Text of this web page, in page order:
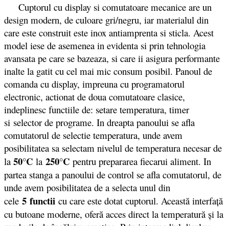
Cuptorul cu display si comutatoare mecanice are un
design modern, de culoare gri/negru, iar materialul din
care este construit este inox antiamprenta si sticla. Acest
model iese de asemenea in evidenta si prin tehnologia
avansata pe care se bazeaza, si care ii asigura performante
inalte la gatit cu cel mai mic consum posibil. Panoul de
comanda cu display, impreuna cu programatorul
electronic, actionat de doua comutatoare clasice,
indeplinesc functiile de: setare temperatura, timer
si selector de programe. In dreapta panoului se afla
comutatorul de selectie temperatura, unde avem
posibilitatea sa selectam nivelul de temperatura necesar de
la 50°C la 250°C pentru prepararea fiecarui aliment. In
partea stanga a panoului de control se afla comutatorul, de
unde avem posibilitatea de a selecta unul din
cele 5 functii cu care este dotat cuptorul. Această interfaţă
cu butoane moderne, oferă acces direct la temperatură şi la